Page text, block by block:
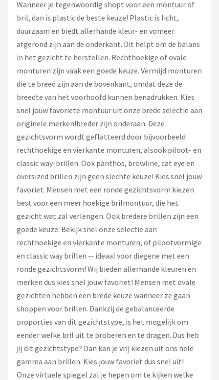
Wanneer je tegenwoordig shopt voor een montuur of
bril, dan is plastic de beste keuze! Plastic is licht,
duurzaam en biedt allerhande kleur- en vomeer
afgerond zijn aan de onderkant. Dit helpt om de balans
in het gezicht te herstellen. Rechthoekige of ovale
monturen zijn vaak een goede keuze. Vermijd monturen
die te breed zijn aan de bovenkant, omdat deze de
breedte van het voorhoofd kunnen benadrukken. Kies
snel jouw favoriete montuur uit onze brede selectie aan
originele merken!breder zijn onderaan. Deze
gezichtsvorm wordt geflatteerd door bijvoorbeeld
rechthoekige en vierkante monturen, alsook piloot- en
classic way-brillen. Ook panthos, browline, cat eye en
oversized brillen zijn geen slechte keuze! Kies snel jouw
favoriet. Mensen met een ronde gezichtsvorm kiezen
best voor een meer hoekige brilmontuur, die het
gezicht wat zal verlengen. Ook bredere brillen zijn een
goede keuze. Bekijk snel onze selectie aan
rechthoekige en vierkante monturen, of pilootvormige
en classic way brillen -- ideaal voor diegene met een
ronde gezichtsvorm! Wij bieden allerhande kleuren en
merken dus kies snel jouw favoriet! Mensen met ovale
gezichten hebben een brede keuze wanneer ze gaan
shoppen voor brillen. Dankzij de gebalanceerde
proporties van dit gezichtstype, is het mogelijk om
eender welke bril uit te proberen en te dragen. Dus heb
jij dit gezichtstype? Dan kan je vrij kiezen uit ons hele
gamma aan brillen. Kies jouw favoriet dus snel uit!
Onze virtuele spiegel zal je hepen om te kijken welke